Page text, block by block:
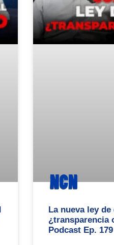
La nueva ley
¿transparencia
Podcast Ep. 179